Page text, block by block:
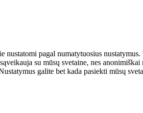
pagal numatytuosius
su mūsų svetaine, nes
galite bet kada pasiekti mūsų